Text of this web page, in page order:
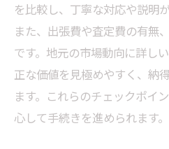
を比較し、丁寧な対応や説明
また、出張費や査定費の有無
です。地元の市場動向に詳し
正な価値を見極めやすく、納
ます。これらのチェックポイ
心して手続きを進められます。